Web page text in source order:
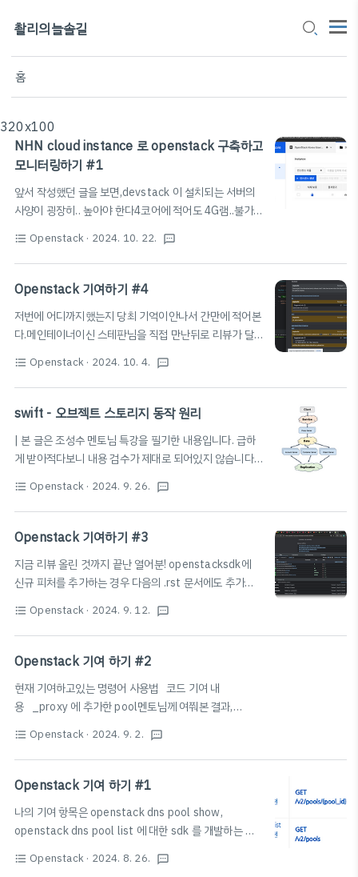
촬리의늘솔길
홈
320x100
NHN cloud instance 로 openstack 구축하고
모니터링하기 #1
앞서 작성했던 글을 보면,devstack 이 설치되는 서버의
사양이 굉장히.. 높아야 한다4코어에 적어도 4G램..불가
사용가능하게 해주셨다!!감사하옵니다!! 인스턴스 만드는
건 여타 csp 플랫폼과 같아서, 생략하도록 하겠다. 여기에
는 록키도 있구,, 윈도우 서버도있어서 ( ec2 에도 있는지
싶었지만,그냥 익숙한 우분투로 해보겠다. (이미 일전에 설
치 해 보았으니까!)사양은 다음과 같이 설정해줬다. 요런
식으로! 여튼 지난 게시물마냥 또 again ..설치를 해줌
format_list_bulleted Openstack · 2024. 10. 22. textsms
Openstack 기여하기 #4
저번에 어디까지했는지 당최 기억이안나서 간만에 적어본
다.메인테이너이신 스테판님을 직접 만난뒤로 리뷰가 달
코드를 요구하셔서수정사항 제시받은것 먼저 컨벤션을 맞
춰준다. 글구,, 예전의 나는 왜 유닛테스트중에 테스트 프
록시는 수정하지 않았었을까?근데 메인테이너님이 따로
트 코드는 이런식으로 짰다. (물론 zone 코드의 도움을 받
았다.)# Licensed under the Apache License,
Version 2.0 (the "License"); you may# not use
format_list_bulleted Openstack · 2024. 10. 4. textsms
swift - 오브젝트 스토리지 동작 원리
| 본 글은 조성수 멘토님 특강을 필기한 내용입니다. 급하
게 받아적다보니 내용 검수가 제대로 되어있지 않습니다 (
떤 차이점이 있는지를 알아야 한다. 오브젝트 스토리지의
가장 큰 특징 : 무한한 공간을 제공한다.오브젝트 스토리지
톺아보기오브젝트 : 데이터 바이너리와 메타데이터의 조
데이터 : 데이터에 대한 부가적인 설명 ( GPS 좌표, 글쓴
이, 사진기 정보 등)오브젝트는 고유 식별자를 가진다.어
디에 저장이 될지 결정하는 지시자로 쓰인다. 다른말로는
지는 폴더 구조를 가지지 않는다.HTTP ..
format_list_bulleted Openstack · 2024. 9. 26. textsms
Openstack 기여하기 #3
지금 리뷰 올린 것까지 끝난 열어분! openstacksdk에
신규 피처를 추가하는 경우 다음의 .rst 문서에도 추가한
에 자신이 넣은 dns 기능이 있는지 확인해보시고 없다면
다시 추가해서 review를 한번 더 올려주세요!
https://opendev.org/openstack/openstacksdk/src/branch/
format_list_bulleted Openstack · 2024. 9. 12. textsms
Openstack 기여 하기 #2
현재 기여하고있는 명령어 사용법 코드 기여 내
용 _proxy 에 추가한 pool멘토님께 여쭤본 결과,
_proxy.py 를 살펴보면, 비슷한 구조의 다른 api 를 확인
할 수 있다. 그 예시로, zone export 의 get 같은 경우에
도 내가 맡은 api 인 pool show 의 GET API 와 비슷하
다. # ======== Pools ======== def
pools(self, **query): """Retrieve a generator of
pools :param dict query: Optional query
format_list_bulleted Openstack · 2024. 9. 2. textsms
Openstack 기여 하기 #1
나의 기여 항목은 openstack dns pool show,
openstack dns pool list 에 대한 sdk 를 개발하는 것
자. (어디에 무슨 폴더가 있고 파일이 있는지도 모름 머리
format_list_bulleted Openstack · 2024. 8. 26. textsms